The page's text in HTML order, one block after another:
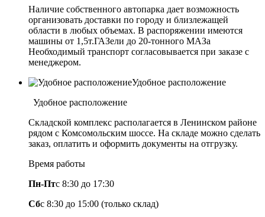
Наличие собственного автопарка дает возможность
организовать доставки по городу и близлежащей
области в любых объемах. В распоряжении имеются
машины от 1,5т.ГАЗели до 20-тонного МАЗа
Необходимый транспорт согласовывается при заказе с
менеджером.
Удобное расположение
Удобное расположение
Складской комплекс располагается в Ленинском районе
рядом с Комсомольским шоссе. На складе можно сделать
заказ, оплатить и оформить документы на отгрузку.
Время работы
Пн-Птс 8:30 до 17:30
Сбс 8:30 до 15:00 (только склад)